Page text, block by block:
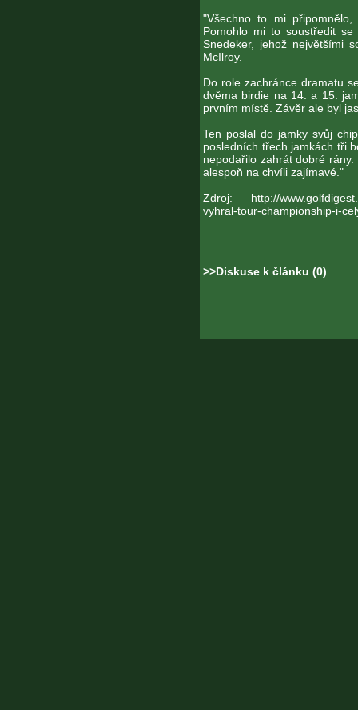
"Všechno to mi
Pomohlo mi to soustředit
Snedeker, jehož největšími
McIlroy.
Do role zachránce dramatu
dvěma birdie na 14. a 15.
prvním místě. Závěr ale byl
Ten poslal do jamky svůj
posledních třech jamkách tři
nepodařilo zahrát dobré
alespoň na chvíli zajímavé."
Zdroj: http://
vyhral-tour-championship-i-
>>Diskuse k článku (0)